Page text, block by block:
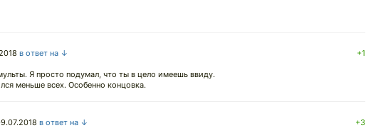
в ответ на ↓ +1
Я просто подумал, что ты в цело имеешь ввиду.
меньше всех. Особенно концовка.
в ответ на ↓ +3